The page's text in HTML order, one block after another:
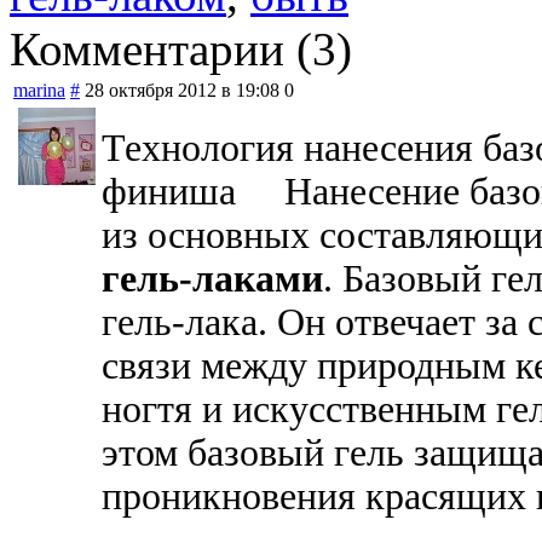
Комментарии (3)
marina # 28 октября 2012 в 19:08 0
Технология нанесения
финиша Нанесение
из основных
гель-лаками. Базовый
гель-лака. Он отвечает за
связи между природным
ногтя и искусственным
этом базовый гель
проникновения красящих